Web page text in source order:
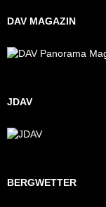
DAV MAGAZIN
JDAV
BERGWETTER